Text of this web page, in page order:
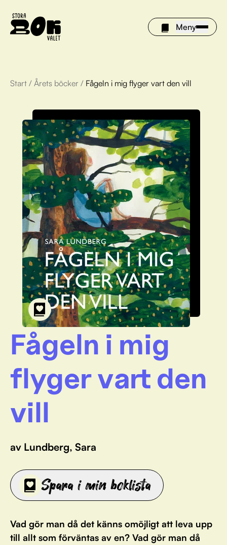
Meny
Årets böcker
Om Stora bokvalet
Olivia tipsar
Vinnare
FAQ
För bibliotek
Start / Årets böcker / Fågeln i mig flyger vart den vill
Fågeln i mig
flyger vart den
vill
av Lundberg, Sara
Spara i min boklista
Vad gör man då det känns omöjligt att leva upp
till allt som förväntas av en? Vad gör man då